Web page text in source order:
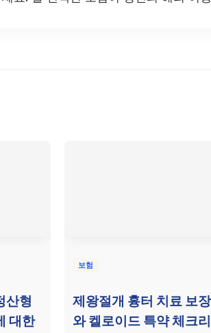
산형
대한
보험
제왕절개 흉터 치료 보
와 켈로이드 특약 체크